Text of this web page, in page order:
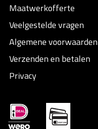
Maatwerkofferte
Veelgestelde vragen
Algemene voorwaarden
Verzenden en betalen
Privacy